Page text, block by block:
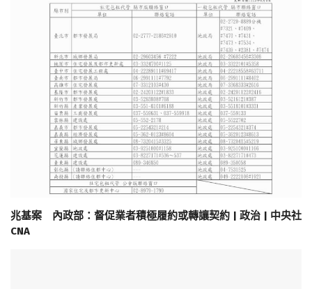
兆基案 內政部：督促業者積極履約或轉讓契約 | 政治 | 中央社
CNA